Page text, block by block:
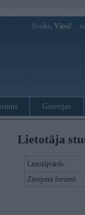
Sveiks, Viesi!
Galerijas
Lietotāja
Lietotājvārds:
Ziņojumi forumā: